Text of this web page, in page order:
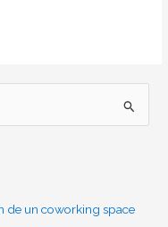
de un coworking space